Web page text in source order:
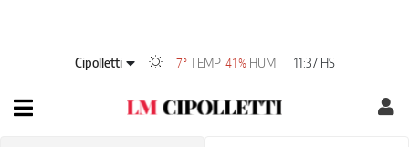
Cipolletti 7° TEMP 41% HUM 11:37 HS